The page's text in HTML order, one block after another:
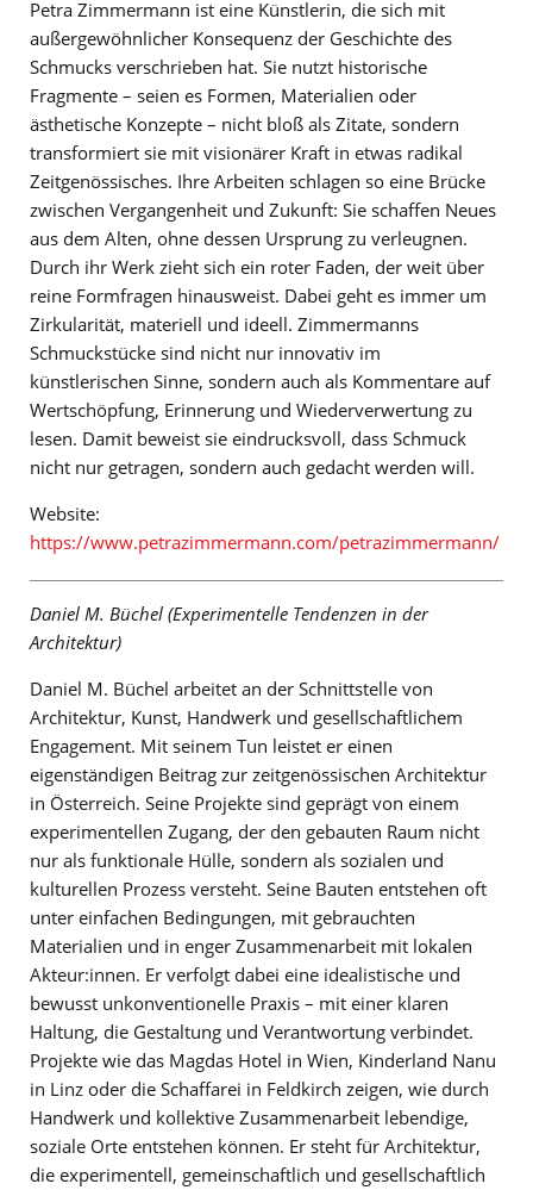
Petra Zimmermann ist eine Künstlerin, die sich mit
außergewöhnlicher Konsequenz der Geschichte des
Schmucks verschrieben hat. Sie nutzt historische
Fragmente – seien es Formen, Materialien oder
ästhetische Konzepte – nicht bloß als Zitate, sondern
transformiert sie mit visionärer Kraft in etwas radikal
Zeitgenössisches. Ihre Arbeiten schlagen so eine Brücke
zwischen Vergangenheit und Zukunft: Sie schaffen Neues
aus dem Alten, ohne dessen Ursprung zu verleugnen.
Durch ihr Werk zieht sich ein roter Faden, der weit über
reine Formfragen hinausweist. Dabei geht es immer um
Zirkularität, materiell und ideell. Zimmermanns
Schmuckstücke sind nicht nur innovativ im
künstlerischen Sinne, sondern auch als Kommentare auf
Wertschöpfung, Erinnerung und Wiederverwertung zu
lesen. Damit beweist sie eindrucksvoll, dass Schmuck
nicht nur getragen, sondern auch gedacht werden will.
Website:
https://www.petrazimmermann.com/petrazimmermann/
Daniel M. Büchel (Experimentelle Tendenzen in der
Architektur)
Daniel M. Büchel arbeitet an der Schnittstelle von
Architektur, Kunst, Handwerk und gesellschaftlichem
Engagement. Mit seinem Tun leistet er einen
eigenständigen Beitrag zur zeitgenössischen Architektur
in Österreich. Seine Projekte sind geprägt von einem
experimentellen Zugang, der den gebauten Raum nicht
nur als funktionale Hülle, sondern als sozialen und
kulturellen Prozess versteht. Seine Bauten entstehen oft
unter einfachen Bedingungen, mit gebrauchten
Materialien und in enger Zusammenarbeit mit lokalen
Akteur:innen. Er verfolgt dabei eine idealistische und
bewusst unkonventionelle Praxis – mit einer klaren
Haltung, die Gestaltung und Verantwortung verbindet.
Projekte wie das Magdas Hotel in Wien, Kinderland Nanu
in Linz oder die Schaffarei in Feldkirch zeigen, wie durch
Handwerk und kollektive Zusammenarbeit lebendige,
soziale Orte entstehen können. Er steht für Architektur,
die experimentell, gemeinschaftlich und gesellschaftlich